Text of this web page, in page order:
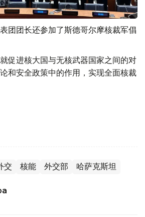
团团长还参加了斯德哥尔摩核裁军倡
促进核大国与无核武器国家之间的对
和安全政策中的作用，实现全面核裁
交 核能 外交部 哈萨克斯坦